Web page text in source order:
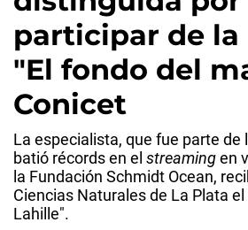
participar de la
"El fondo del
Conicet
La especialista, que fue parte de
batió récords en el streamingen
la Fundación Schmidt Ocean,
Ciencias Naturales de La Plata
Lahille".